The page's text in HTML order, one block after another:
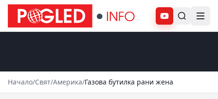
Абонирай се
Начало/Свят/Америка/Газова бутилка рани жена